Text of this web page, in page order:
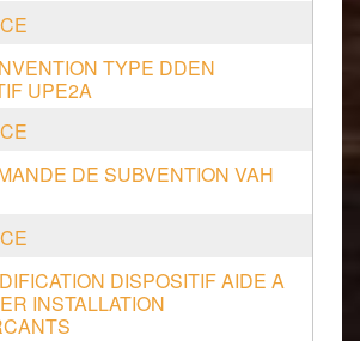
TYPE DDEN
UPE2A
DE SUBVENTION VAH
DISPOSITIF AIDE A
INSTALLATION